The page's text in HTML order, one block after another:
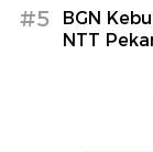
#5
BGN
NTT